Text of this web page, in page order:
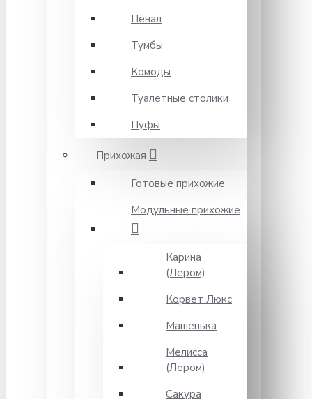
Пенал
Тумбы
Комоды
Туалетные столики
Пуфы
Прихожая
Готовые прихожие
Модульные прихожие
Карина
(Лером)
Корвет Люкс
Машенька
Мелисса
(Лером)
Сакура